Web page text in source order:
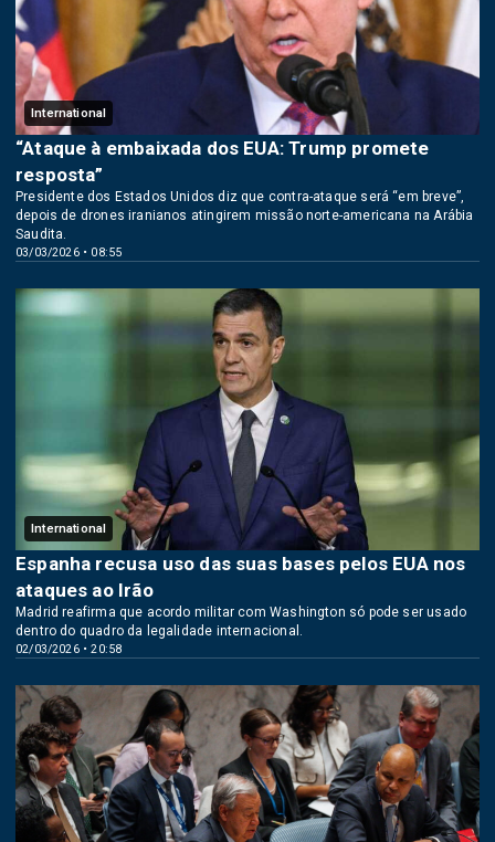
International
03/03/2026 • 08:55
“Ataque à embaixada dos EUA: Trump promete
resposta”
Presidente dos Estados Unidos diz que contra-ataque será “em breve”,
depois de drones iranianos atingirem missão norte-americana na Arábia
Saudita.
International
02/03/2026 • 20:58
Espanha recusa uso das suas bases pelos EUA nos
ataques ao Irão
Madrid reafirma que acordo militar com Washington só pode ser usado
dentro do quadro da legalidade internacional.